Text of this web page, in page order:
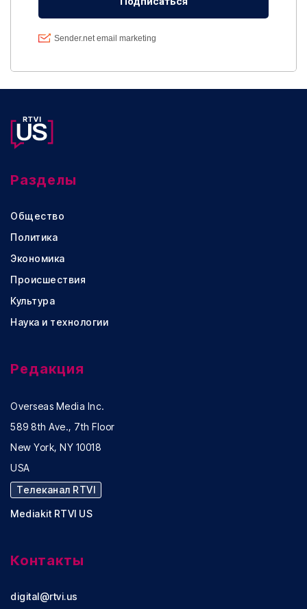
Разделы
Общество
Политика
Экономика
Происшествия
Культура
Наука и технологии
Редакция
Overseas Media Inc.
589 8th Ave., 7th Floor
New York, NY 10018
USA
Телеканал RTVI
Mediakit RTVI US
Контакты
digital@rtvi.us